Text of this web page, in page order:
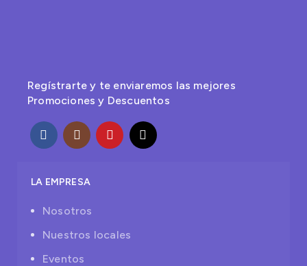
Regístrarte y te enviaremos las mejores
Promociones y Descuentos
LA EMPRESA
Nosotros
Nuestros locales
Eventos